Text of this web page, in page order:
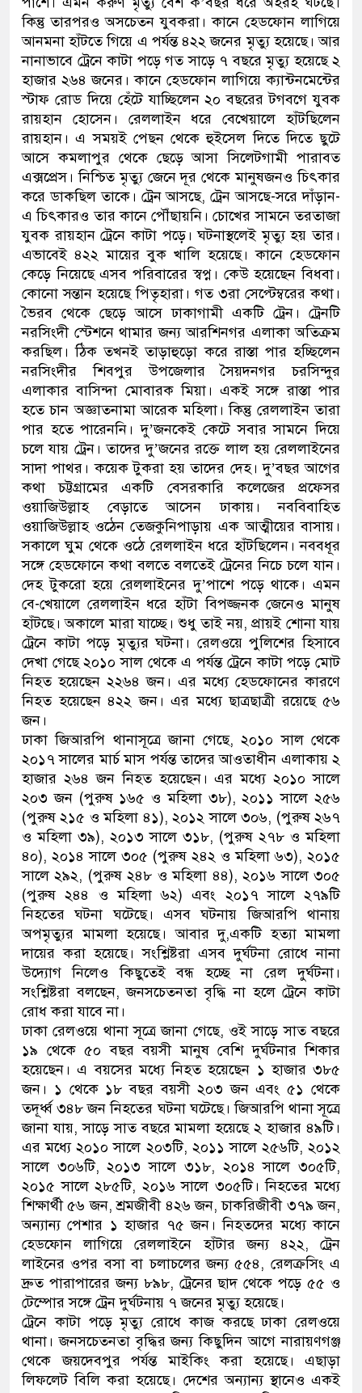
কিন্তু তারপরও অসচেতন যুবকরা। কানে হেডফোন লাগিয়ে
আনমনা হাঁটতে গিয়ে এ পর্যন্ত ৪২২ জনের মৃত্যু হয়েছে। আর
নানাভাবে ট্রেনে কাটা পড়ে গত সাড়ে ৭ বছরে মৃত্যু হয়েছে ২
হাজার ২৬৪ জনের। কানে হেডফোন লাগিয়ে ক্যান্টনমেন্টের
স্টাফ রোড দিয়ে হেঁটে যাচ্ছিলেন ২০ বছরের টগবগে যুবক
রায়হান হোসেন। রেললাইন ধরে বেখেয়ালে হাঁটছিলেন
রায়হান। এ সময়ই পেছন থেকে হুইসেল দিতে দিতে ছুটে
আসে কমলাপুর থেকে ছেড়ে আসা সিলেটগামী পারাবত
এক্সপ্রেস। নিশ্চিত মৃত্যু জেনে দূর থেকে মানুষজনও চিৎকার
করে ডাকছিল তাকে। ট্রেন আসছে, ট্রেন আসছে-সরে দাঁড়ান-
এ চিৎকারও তার কানে পৌঁছায়নি। চোখের সামনে তরতাজা
যুবক রায়হান ট্রেনে কাটা পড়ে। ঘটনাস্থলেই মৃত্যু হয় তার।
এভাবেই ৪২২ মায়ের বুক খালি হয়েছে। কানে হেডফোন
কেড়ে নিয়েছে এসব পরিবারের স্বপ্ন। কেউ হয়েছেন বিধবা।
কোনো সন্তান হয়েছে পিতৃহারা। গত ৩রা সেপ্টেম্বরের কথা।
ভৈরব থেকে ছেড়ে আসে ঢাকাগামী একটি ট্রেন। ট্রেনটি
নরসিংদী স্টেশনে থামার জন্য আরশিনগর এলাকা অতিক্রম
করছিল। ঠিক তখনই তাড়াহুড়ো করে রাস্তা পার হচ্ছিলেন
নরসিংদীর শিবপুর উপজেলার সৈয়দনগর চরসিন্দুর
এলাকার বাসিন্দা মোবারক মিয়া। একই সঙ্গে রাস্তা পার
হতে চান অজ্ঞাতনামা আরেক মহিলা। কিন্তু রেললাইন তারা
পার হতে পারেননি। দু’জনকেই কেটে সবার সামনে দিয়ে
চলে যায় ট্রেন। তাদের দু’জনের রক্তে লাল হয় রেললাইনের
সাদা পাথর। কয়েক টুকরা হয় তাদের দেহ। দু’বছর আগের
কথা চট্টগ্রামের একটি বেসরকারি কলেজের প্রফেসর
ওয়াজিউল্লাহ বেড়াতে আসেন ঢাকায়। নববিবাহিত
ওয়াজিউল্লাহ ওঠেন তেজকুনিপাড়ায় এক আত্মীয়ের বাসায়।
সকালে ঘুম থেকে ওঠে রেললাইন ধরে হাঁটছিলেন। নববধূর
সঙ্গে হেডফোনে কথা বলতে বলতেই ট্রেনের নিচে চলে যান।
দেহ টুকরো হয়ে রেললাইনের দু’পাশে পড়ে থাকে। এমন
বে-খেয়ালে রেললাইন ধরে হাঁটা বিপজ্জনক জেনেও মানুষ
হাঁটছে। অকালে মারা যাচ্ছে। শুধু তাই নয়, প্রায়ই শোনা যায়
ট্রেনে কাটা পড়ে মৃত্যুর ঘটনা। রেলওয়ে পুলিশের হিসাবে
দেখা গেছে ২০১০ সাল থেকে এ পর্যন্ত ট্রেনে কাটা পড়ে মোট
নিহত হয়েছেন ২২৬৪ জন। এর মধ্যে হেডফোনের কারণে
নিহত হয়েছেন ৪২২ জন। এর মধ্যে ছাত্রছাত্রী রয়েছে ৫৬
জন।
ঢাকা জিআরপি থানাসূত্রে জানা গেছে, ২০১০ সাল থেকে
২০১৭ সালের মার্চ মাস পর্যন্ত তাদের আওতাধীন এলাকায় ২
হাজার ২৬৪ জন নিহত হয়েছেন। এর মধ্যে ২০১০ সালে
২০৩ জন (পুরুষ ১৬৫ ও মহিলা ৩৮), ২০১১ সালে ২৫৬
(পুরুষ ২১৫ ও মহিলা ৪১), ২০১২ সালে ৩০৬, (পুরুষ ২৬৭
ও মহিলা ৩৯), ২০১৩ সালে ৩১৮, (পুরুষ ২৭৮ ও মহিলা
৪০), ২০১৪ সালে ৩০৫ (পুরুষ ২৪২ ও মহিলা ৬৩), ২০১৫
সালে ২৯২, (পুরুষ ২৪৮ ও মহিলা ৪৪), ২০১৬ সালে ৩০৫
(পুরুষ ২৪৪ ও মহিলা ৬২) এবং ২০১৭ সালে ২৭৯টি
নিহতের ঘটনা ঘটেছে। এসব ঘটনায় জিআরপি থানায়
অপমৃত্যুর মামলা হয়েছে। আবার দু,একটি হত্যা মামলা
দায়ের করা হয়েছে। সংশ্লিষ্টরা এসব দুর্ঘটনা রোধে নানা
উদ্যোগ নিলেও কিছুতেই বন্ধ হচ্ছে না রেল দুর্ঘটনা।
সংশ্লিষ্টরা বলছেন, জনসচেতনতা বৃদ্ধি না হলে ট্রেনে কাটা
রোধ করা যাবে না।
ঢাকা রেলওয়ে থানা সূত্রে জানা গেছে, ওই সাড়ে সাত বছরে
১৯ থেকে ৫০ বছর বয়সী মানুষ বেশি দুর্ঘটনার শিকার
হয়েছেন। এ বয়সের মধ্যে নিহত হয়েছেন ১ হাজার ৩৮৫
জন। ১ থেকে ১৮ বছর বয়সী ২০৩ জন এবং ৫১ থেকে
তদূর্ধ্ব ৩৪৮ জন নিহতের ঘটনা ঘটেছে। জিআরপি থানা সূত্রে
জানা যায়, সাড়ে সাত বছরে মামলা হয়েছে ২ হাজার ৪৯টি।
এর মধ্যে ২০১০ সালে ২০৩টি, ২০১১ সালে ২৫৬টি, ২০১২
সালে ৩০৬টি, ২০১৩ সালে ৩১৮, ২০১৪ সালে ৩০৫টি,
২০১৫ সালে ২৮৫টি, ২০১৬ সালে ৩০৫টি। নিহতের মধ্যে
শিক্ষার্থী ৫৬ জন, শ্রমজীবী ৪২৬ জন, চাকরিজীবী ৩৭৯ জন,
অন্যান্য পেশার ১ হাজার ৭৫ জন। নিহতদের মধ্যে কানে
হেডফোন লাগিয়ে রেললাইনে হাঁটার জন্য ৪২২, ট্রেন
লাইনের ওপর বসা বা চলাচলের জন্য ৫৫৪, রেলক্রসিং এ
দ্রুত পারাপারের জন্য ৮৯৮, ট্রেনের ছাদ থেকে পড়ে ৫৫ ও
টেম্পোর সঙ্গে ট্রেন দুর্ঘটনায় ৭ জনের মৃত্যু হয়েছে।
ট্রেনে কাটা পড়ে মৃত্যু রোধে কাজ করছে ঢাকা রেলওয়ে
থানা। জনসচেতনতা বৃদ্ধির জন্য কিছুদিন আগে নারায়ণগঞ্জ
থেকে জয়দেবপুর পর্যন্ত মাইকিং করা হয়েছে। এছাড়া
লিফলেট বিলি করা হয়েছে। দেশের অন্যান্য স্থানেও একই